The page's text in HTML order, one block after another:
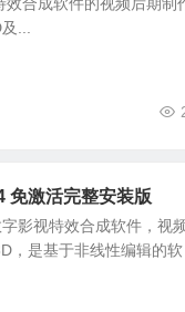
...
免激活完整安装版
影视特效合成软件，视
，是基于非线性编辑的软